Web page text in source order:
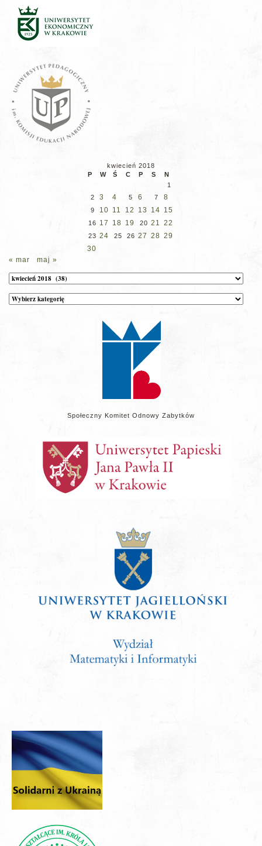
kwiecień 2018
P
W Ś C P S
N
1
2
3 4 5 6 7 8
9 10 11 12 13 14 15
16 17 18 19 20 21 22
23 24 25 26 27 28 29
30
« mar
maj »
Archiwum
Kategorie
wpisów
Społeczny Komitet Odnowy Zabytków